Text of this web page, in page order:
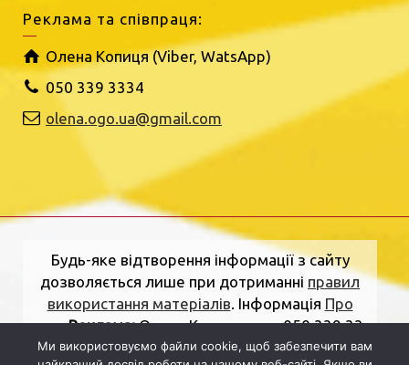
Реклама та співпраця:
Олена Копиця (Viber, WatsApp)
050 339 3334
olena.ogo.ua@gmail.com
Будь-яке відтворення інформації з сайту
дозволяється лише при дотриманні правил
використання матеріалів . Інформація Про
нас.Реклама:Олена Копиця, тел. 050 339 33
34
olena.ogo.ua@gmail.com.Адреса
Ми використовуємо файли cookie, щоб забезпечити вам